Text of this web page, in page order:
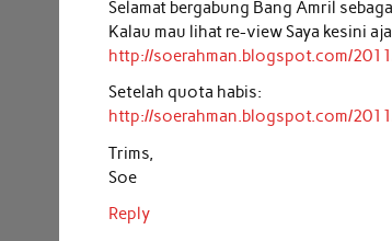
Selamat bergabung Bang Amril
Kalau mau lihat re-view Saya kesini
http://soerahman.blogspot.com/
Setelah quota habis:
http://soerahman.blogspot.com/
Trims,
Soe
Reply